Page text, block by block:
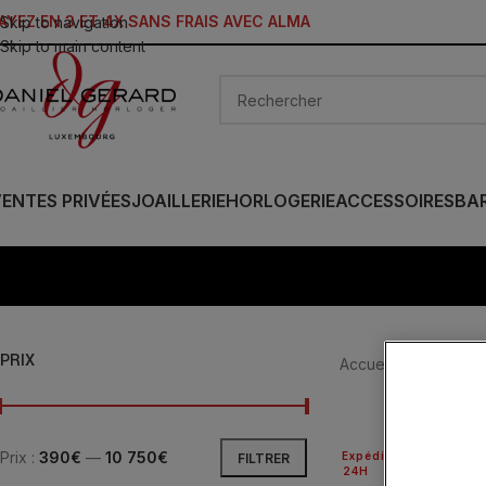
Skip to navigation
Skip to main content
EN 3 ET 4X SANS FRAIS AVEC ALMA
PRIVÉESJOAILLERIEHORLOGERIEACCESSOIRES
PRIX
FILTRER
Prix : 390€ — 10 750€
Accueil
24H
Expédié